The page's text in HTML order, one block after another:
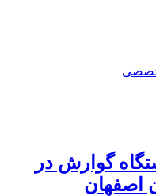
گوارش در
اصفهان